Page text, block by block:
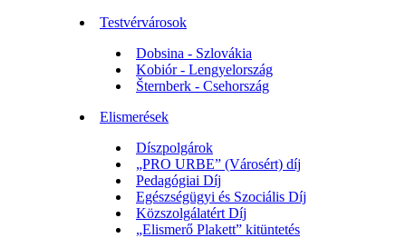
Testvérvárosok
Dobsina - Szlovákia
Kobiór - Lengyelország
Šternberk - Csehország
Elismerések
Díszpolgárok
„PRO URBE” (Városért) díj
Pedagógiai Díj
Egészségügyi és Szociális Díj
Közszolgálatért Díj
„Elismerő Plakett” kitüntetés